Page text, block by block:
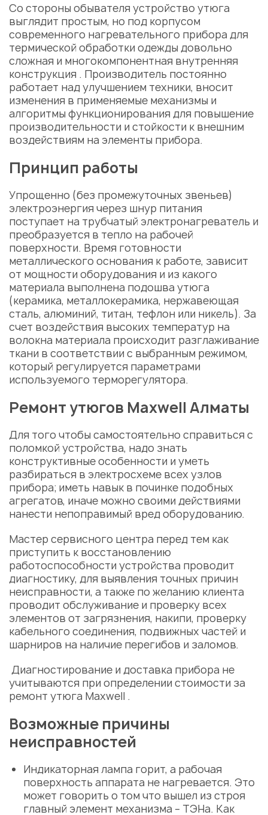
Со стороны обывателя устройство утюга
выглядит простым, но под корпусом
современного нагревательного прибора для
термической обработки одежды довольно
сложная и многокомпонентная внутренняя
конструкция . Производитель постоянно
работает над улучшением техники, вносит
изменения в применяемые механизмы и
алгоритмы функционирования для повышение
производительности и стойкости к внешним
воздействиям на элементы прибора.
Принцип работы
Упрощенно (без промежуточных звеньев)
электроэнергия через шнур питания
поступает на трубчатый электронагреватель и
преобразуется в тепло на рабочей
поверхности. Время готовности
металлического основания к работе, зависит
от мощности оборудования и из какого
материала выполнена подошва утюга
(керамика, металлокерамика, нержавеющая
сталь, алюминий, титан, тефлон или никель). За
счет воздействия высоких температур на
волокна материала происходит разглаживание
ткани в соответствии с выбранным режимом,
который регулируется параметрами
используемого терморегулятора.
Ремонт утюгов Maxwell Алматы
Для того чтобы самостоятельно справиться с
поломкой устройства, надо знать
конструктивные особенности и уметь
разбираться в электросхеме всех узлов
прибора; иметь навык в починке подобных
агрегатов, иначе можно своими действиями
нанести непоправимый вред оборудованию.
Мастер сервисного центра перед тем как
приступить к восстановлению
работоспособности устройства проводит
диагностику, для выявления точных причин
неисправности, а также по желанию клиента
проводит обслуживание и проверку всех
элементов от загрязнения, накипи, проверку
кабельного соединения, подвижных частей и
шарниров на наличие перегибов и заломов.
Диагностирование и доставка прибора не
учитываются при определении стоимости за
ремонт утюга Maxwell .
Возможные причины
неисправностей
Индикаторная лампа горит, а рабочая
поверхность аппарата не нагревается. Это
может говорить о том что вышел из строя
главный элемент механизма – ТЭНа. Как